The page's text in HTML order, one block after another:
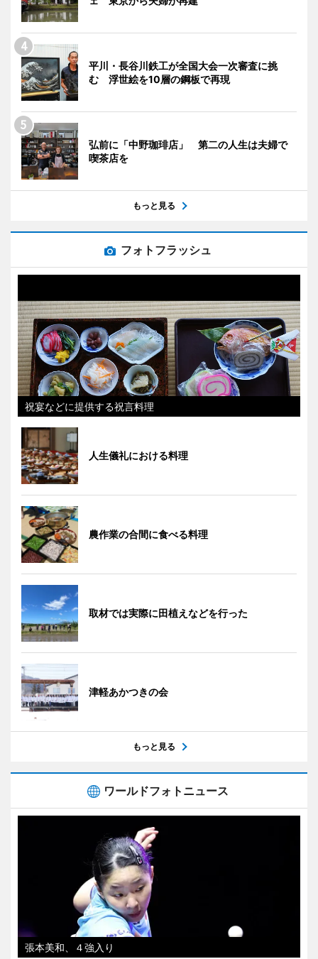
平川・長谷川鉄工が全国大会一次審査に挑
む 浮世絵を10層の鋼板で再現
弘前に「中野珈琲店」 第二の人生は夫婦で
喫茶店を
もっと見る
フォトフラッシュ
祝宴などに提供する祝言料理
人生儀礼における料理
農作業の合間に食べる料理
取材では実際に田植えなどを行った
津軽あかつきの会
もっと見る
ワールドフォトニュース
張本美和、４強入り